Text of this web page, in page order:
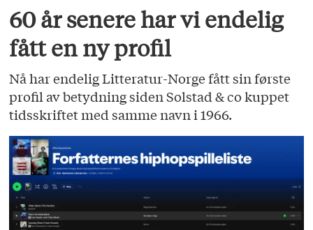
60 år senere har vi endelig
fått en ny profil
Nå har endelig Litteratur-Norge fått sin første
profil av betydning siden Solstad & co kuppet
tidsskriftet med samme navn i 1966.